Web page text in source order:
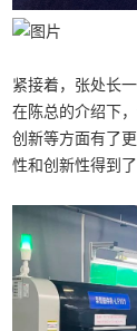
紧接着，张处长
在陈总的介绍下
创新等方面有了
性和创新性得到